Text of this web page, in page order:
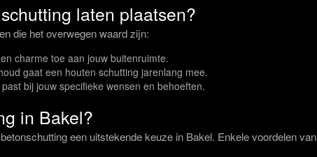
laten plaatsen?
die het overwegen waard zijn:
charme toe aan jouw buitenruimte.
gaat een houten schutting jarenlang mee.
bij jouw specifieke wensen en behoeften.
in Bakel?
een uitstekende keuze in Bakel. Enkele voordelen van